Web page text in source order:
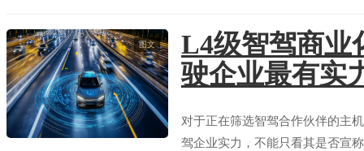
图文
L4级智驾商业
驶企业最有实
对于正在筛选智驾合作伙伴的主
驾企业实力，不能只看其是否宣